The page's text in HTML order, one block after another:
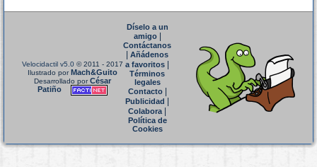
Velocidactil v5.0 © 2011 - 2017
Ilustrado porMach&Guito
Desarrollado porCésar
Patiño
Díselo a un
amigo|
Contáctanos
Añádenos
a favoritos
Términos
legales
Contacto|
Publicidad
Colabora|
Política de
Cookies